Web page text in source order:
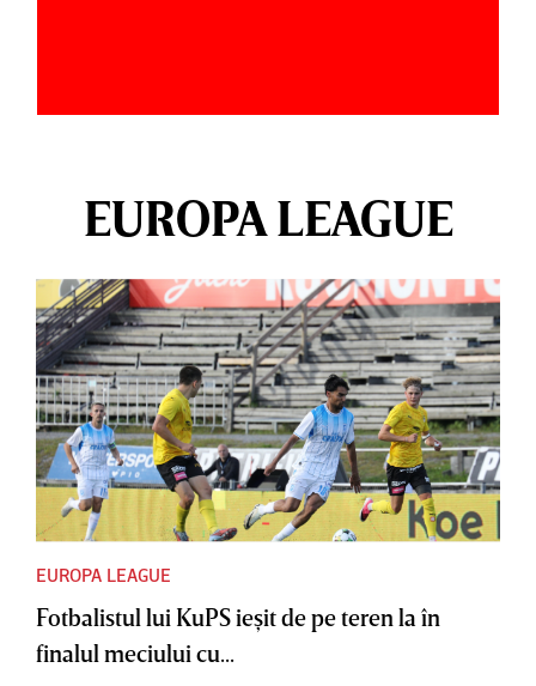
EUROPA LEAGUE
EUROPA LEAGUE
Fotbalistul lui KuPS ieşit de pe teren la în
finalul meciului cu...